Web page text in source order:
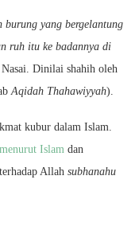
burung yang bergelantung
ruh itu ke badannya di
Dinilai shahih oleh
Aqidah Thahawiyyah).
kubur dalam Islam.
Islam dan
Allah subhanahu